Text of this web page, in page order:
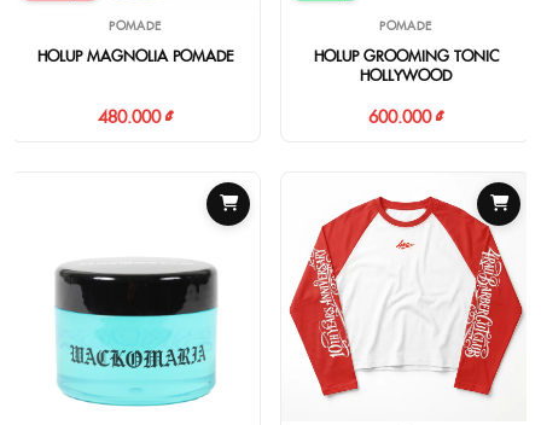
POMADE
HOLUP MAGNOLIA POMADE
480.000 ₫
POMADE
HOLUP GROOMING TONIC
HOLLYWOOD
600.000 ₫